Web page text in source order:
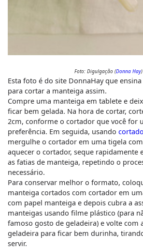
Foto: Digulgação (Donna Hay)
Esta foto é do site DonnaHay que
para cortar a manteiga assim.
Compre uma manteiga em tablete e
ficar bem gelada. Na hora de cortar,
2cm, conforme o cortador que você for
preferência. Em seguida, usando
mergulhe o cortador em uma tigela
aquecer o cortador, seque rapidamente
as fatias de manteiga, repetindo o
necessário.
Para conservar melhor o formato,
manteiga cortados com cortador em
com papel manteiga e depois cubra a
manteigas usando filme plástico (para
famoso gosto de geladeira) e volte com
geladeira para ficar bem durinha,
servir.